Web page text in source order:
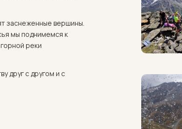
заснеженные вершины.
мы поднимемся к
реки
друг с другом и с